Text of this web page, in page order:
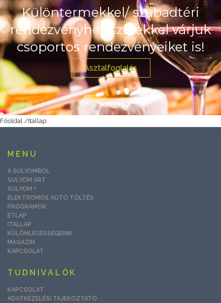
Különtermekkel/ szabadtéri
rendezvényhelyszínekkel várjuk
csoportos rendezvényeiket is!
Asztalfoglalás
Főoldal /Itallap
MENU
A SULYOMRÓL
SULYOM ART
SULYOM +
ELEKTROMOS AUTÓ TÖLTÉS
PROGRAMOK
ÉTLAP
ITALLAP
KÜLÖNLEGESSÉGEINK
MAGAZIN
KAPCSOLAT
TUDNIVALÓK
KAPCSOLAT
ADATKEZELÉSI TÁJÉKOZTATÓ